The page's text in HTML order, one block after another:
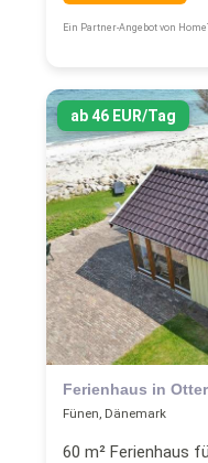
Ein Partner-Angebot von
ab 46 EUR/Tag
Ferienhaus in
Fünen, Dänemark
60 m² Ferienhaus